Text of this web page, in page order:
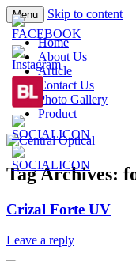
Central
Prescription
safety minus,
sport,
transition,
Menu Skip to content
Home
About Us
Article
Contact Us
Photo Gallery
Product
Tag Archives:
Crizal Forte UV
Leave a reply